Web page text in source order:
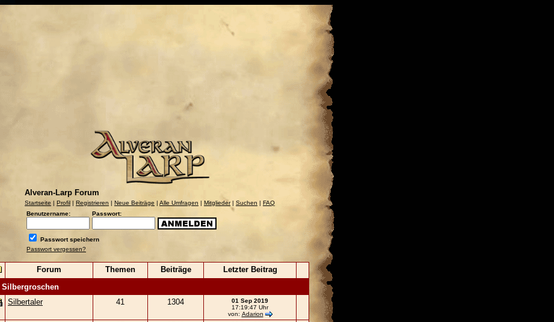
Alveran-Larp Forum
Startseite | Profil | Registrieren | Neue Beiträge | Alle Umfragen | Mitglieder| Suchen | FAQ
Benutzername:
Passwort:
Passwort speichern
Passwort vergessen?
Forum Themen Beiträge
Letzter Beitrag
Silbergroschen
Silbertaler
41 1304
01 Sep 2019
17:19:47 Uhr
von: Adarion